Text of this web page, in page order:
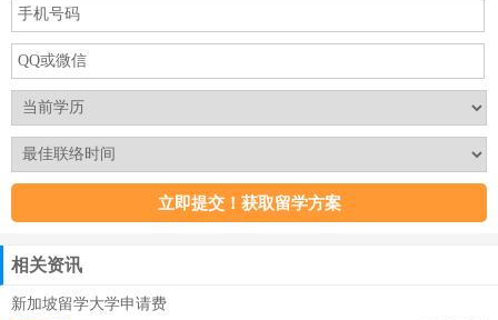
相关资讯
新加坡留学大学申请费